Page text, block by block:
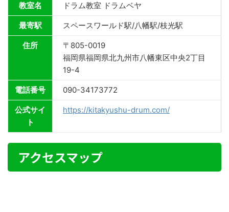
教室名 ドラム教室 ドラムベヤ
最寄駅 スペースワールド駅/八幡駅/枝光駅
住所
〒805-0019
福岡県福岡県北九州市八幡東区中央2丁目
19-4
電話番号 090-34173772
公式サイ
ト
https://kitakyushu-drum.com/
アクセスマップ